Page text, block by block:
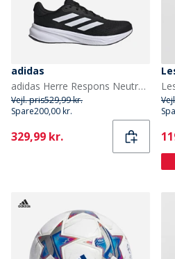
adidas
adidas Herre Respons Neutrale Løbesko Core Black/Cloud White/Core Black
Vejl. pris529,99 kr.
Spare200,00 kr.
Current
329,99 kr.